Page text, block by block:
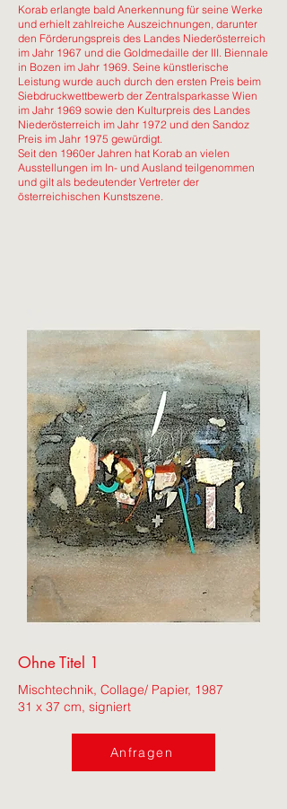
Korab erlangte bald Anerkennung für seine Werke
und erhielt zahlreiche Auszeichnungen, darunter
den Förderungspreis des Landes Niederösterreich
im Jahr 1967 und die Goldmedaille der III. Biennale
in Bozen im Jahr 1969. Seine künstlerische
Leistung wurde auch durch den ersten Preis beim
Siebdruckwettbewerb der Zentralsparkasse Wien
im Jahr 1969 sowie den Kulturpreis des Landes
Niederösterreich im Jahr 1972 und den Sandoz
Preis im Jahr 1975 gewürdigt.
Seit den 1960er Jahren hat Korab an vielen
Ausstellungen im In- und Ausland teilgenommen
und gilt als bedeutender Vertreter der
österreichischen Kunstszene.
Ohne Titel 1
Mischtechnik, Collage/ Papier, 1987
31 x 37 cm, signiert
Anfragen